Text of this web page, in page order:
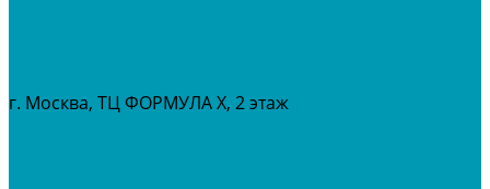
г. Москва, ТЦ ФОРМУЛА Х, 2 этаж